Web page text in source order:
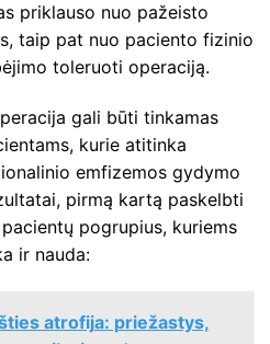
priklauso nuo pažeisto
taip pat nuo paciento fizinio
toleruoti operaciją.
gali būti tinkamas
kurie atitinka
emfizemos gydymo
pirmą kartą paskelbti
pogrupius, kuriems
ir nauda:
atrofija: priežastys,